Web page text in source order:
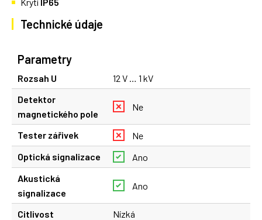
Technické údaje
Parametry
Rozsah U
12 V … 1 kV
Detektor
magnetického pole
Ne
Tester zářivek
Ne
Optická signalizace
Ano
Akustická
signalizace
Ano
Citlivost
Nízká